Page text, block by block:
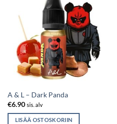
A & L – Dark Panda
€6.90 sis. alv
LISÄÄ OSTOSKORIIN